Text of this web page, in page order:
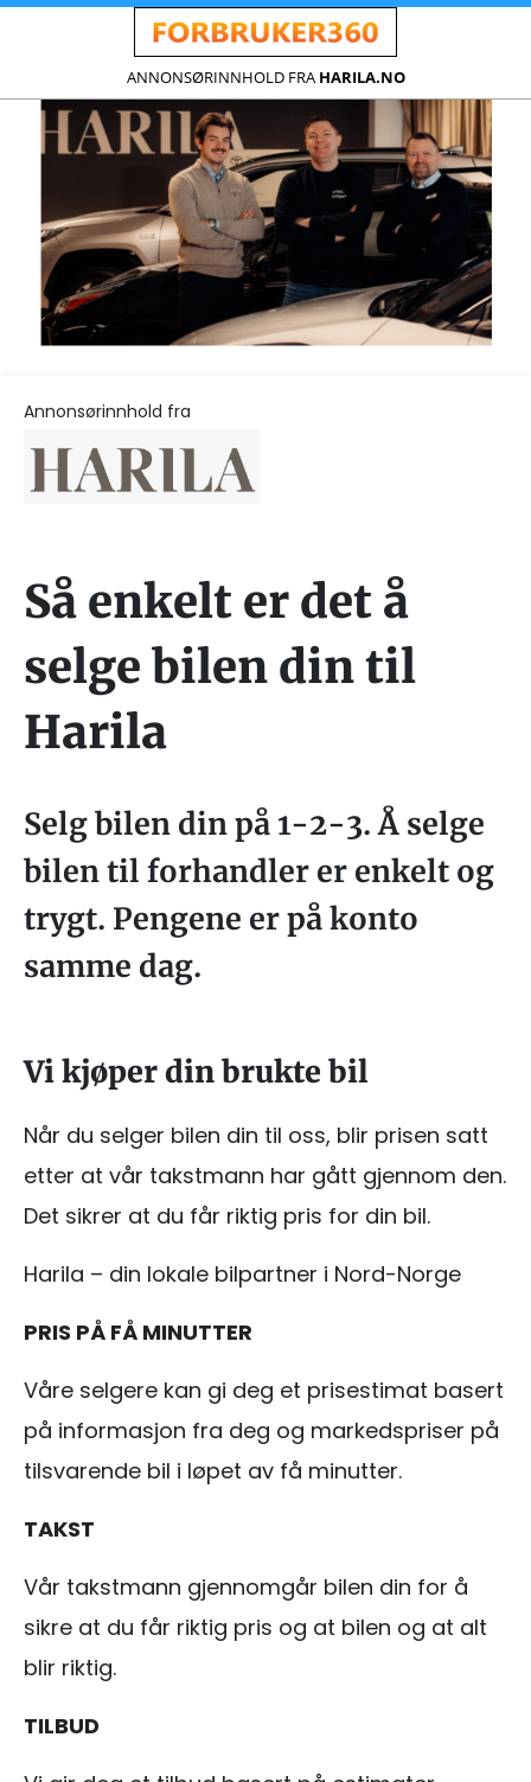
ANNONSØRINNHOLD FRA HARILA.NO
Annonsørinnhold fra
Så enkelt er det å
selge bilen din til
Harila
Selg bilen din på 1-2-3. Å selge
bilen til forhandler er enkelt og
trygt. Pengene er på konto
samme dag.
Vi kjøper din brukte bil
Når du selger bilen din til oss, blir prisen satt
etter at vår takstmann har gått gjennom den.
Det sikrer at du får riktig pris for din bil.
Harila – din lokale bilpartner i Nord-Norge
PRIS PÅ FÅ MINUTTER
Våre selgere kan gi deg et prisestimat basert
på informasjon fra deg og markedspriser på
tilsvarende bil i løpet av få minutter.
TAKST
Vår takstmann gjennomgår bilen din for å
sikre at du får riktig pris og at bilen og at alt
blir riktig.
TILBUD